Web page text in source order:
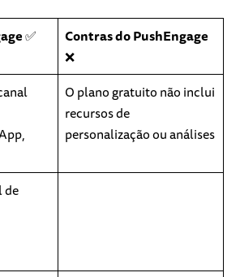
✅
Contras do PushEngage
❌
O plano gratuito não inclui
recursos de
personalização ou análises
de